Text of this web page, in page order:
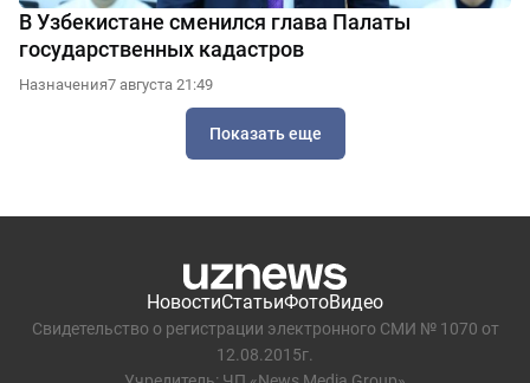
В Узбекистане сменился глава Палаты
государственных кадастров
Назначения7 августа 21:49
Показать еще
НовостиСтатьиФотоВидео
Свидетельство о регистрации электронного СМИ № 1070 от
12.08.2015г.